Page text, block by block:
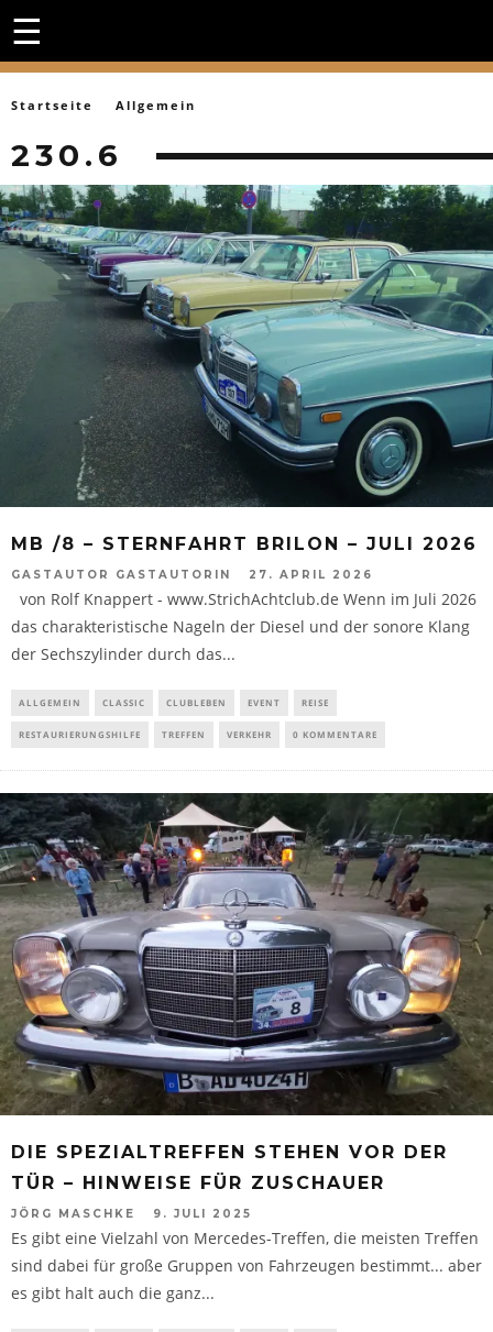
☰
Startseite Allgemein
230.6
MB /8 – STERNFAHRT BRILON – JULI 2026
GASTAUTOR GASTAUTORIN 27. APRIL 2026
von Rolf Knappert - www.StrichAchtclub.de Wenn im Juli 2026
das charakteristische Nageln der Diesel und der sonore Klang
der Sechszylinder durch das...
ALLGEMEIN CLASSIC CLUBLEBEN EVENT REISE
RESTAURIERUNGSHILFE TREFFEN VERKEHR 0 KOMMENTARE
DIE SPEZIALTREFFEN STEHEN VOR DER
TÜR – HINWEISE FÜR ZUSCHAUER
JÖRG MASCHKE 9. JULI 2025
Es gibt eine Vielzahl von Mercedes-Treffen, die meisten Treffen
sind dabei für große Gruppen von Fahrzeugen bestimmt... aber
es gibt halt auch die ganz...